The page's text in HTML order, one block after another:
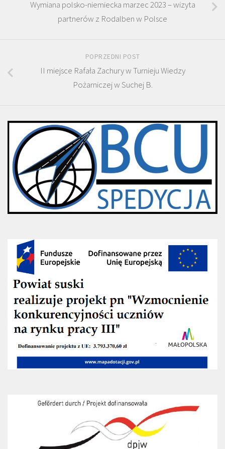
Wymiana polsko-niemiecka marzec 2023 – wizyta
partnerów z Rodalben w Polsce
POPRZEDNI POST
II miejsce Rafała Zachury w Turnieju Wiedzy
Pożarniczej w Suchej B.